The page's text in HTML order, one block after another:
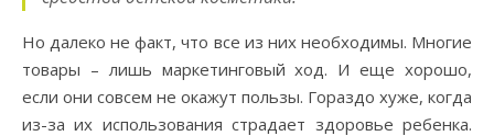
Но далеко не факт, что все из них необходимы. Многие
товары – лишь маркетинговый ход. И еще хорошо,
если они совсем не окажут пользы. Гораздо хуже, когда
из-за их использования страдает здоровье ребенка.